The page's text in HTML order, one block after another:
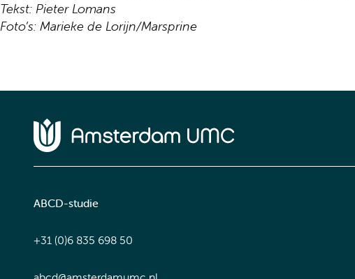
Tekst: PieterLomans
Foto’s: Marieke de Lorijn/Marsprine
ABCD-studie
+31 (0)6 835 698 50